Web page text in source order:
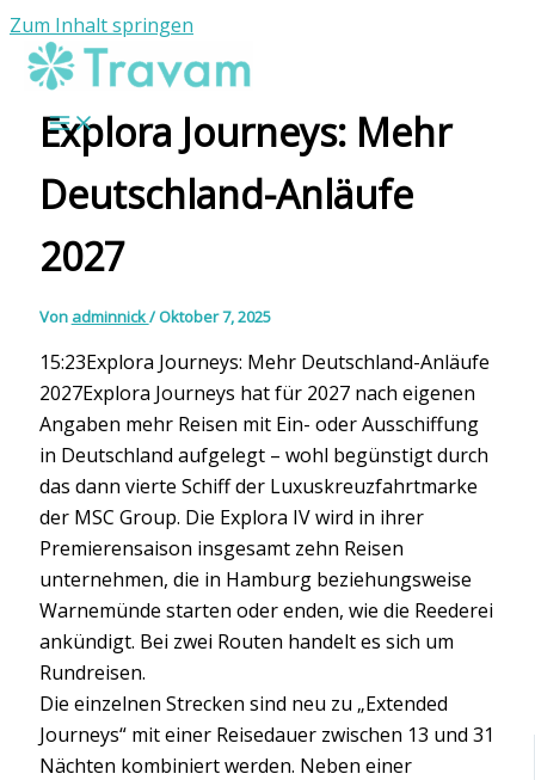
Zum Inhalt springen
Explora Journeys: Mehr
Deutschland-Anläufe
2027
Von adminnick/Oktober 7, 2025
15:23Explora Journeys: Mehr Deutschland-Anläufe
2027Explora Journeys hat für 2027 nach eigenen
Angaben mehr Reisen mit Ein- oder Ausschiffung
in Deutschland aufgelegt – wohl begünstigt durch
das dann vierte Schiff der Luxuskreuzfahrtmarke
der MSC Group. Die Explora IV wird in ihrer
Premierensaison insgesamt zehn Reisen
unternehmen, die in Hamburg beziehungsweise
Warnemünde starten oder enden, wie die Reederei
ankündigt. Bei zwei Routen handelt es sich um
Rundreisen.
Die einzelnen Strecken sind neu zu „Extended
Journeys“ mit einer Reisedauer zwischen 13 und 31
Nächten kombiniert werden. Neben einer